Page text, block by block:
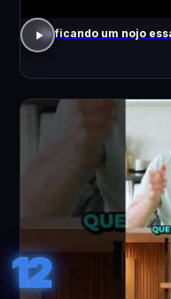
Tá ficando um nojo
12